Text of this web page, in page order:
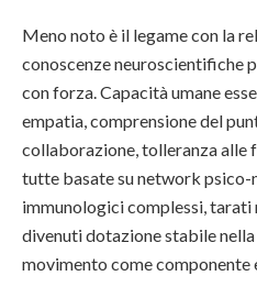
Meno noto è il legame con la
conoscenze neuroscientifiche
con forza. Capacità umane
empatia, comprensione del
collaborazione, tolleranza alle
tutte basate su network
immunologici complessi, tarati
divenuti dotazione stabile
movimento come componente